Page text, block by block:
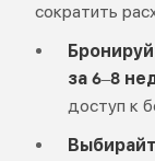
сократить
за 6–8
доступ к